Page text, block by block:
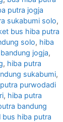
putra jogja
sukabumi solo,
bus hiba putra
solo, hiba
jogja,
, hiba putra
sukabumi,
purwodadi
, hiba putra
bandung
bus hiba putra